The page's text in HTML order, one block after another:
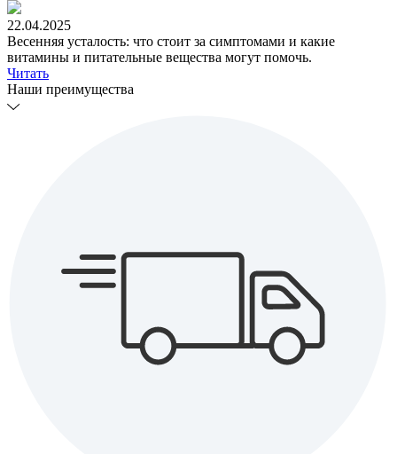
22.04.2025
Весенняя усталость: что стоит за симптомами и какие
витамины и питательные вещества могут помочь.
Читать
Наши преимущества